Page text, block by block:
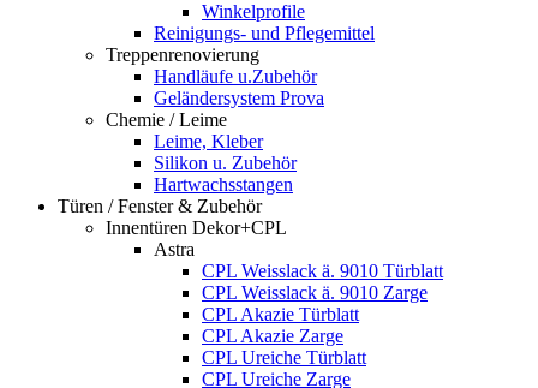
Winkelprofile
Reinigungs- und Pflegemittel
Treppenrenovierung
Handläufe u.Zubehör
Geländersystem Prova
Chemie / Leime
Leime, Kleber
Silikon u. Zubehör
Hartwachsstangen
Türen / Fenster & Zubehör
Innentüren Dekor+CPL
Astra
CPL Weisslack ä. 9010 Türblatt
CPL Weisslack ä. 9010 Zarge
CPL Akazie Türblatt
CPL Akazie Zarge
CPL Ureiche Türblatt
CPL Ureiche Zarge